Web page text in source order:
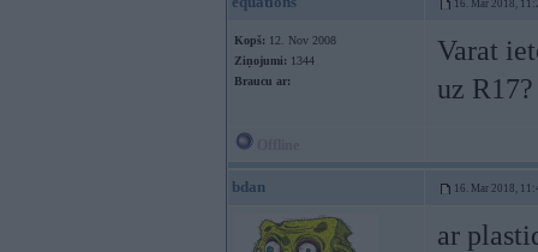
16. Mar 2018,
Kopš: 12. Nov 2008
Ziņojumi: 1344
Braucu ar:
Varat
uz R17?
bdan 16. Mar 2018,
ar